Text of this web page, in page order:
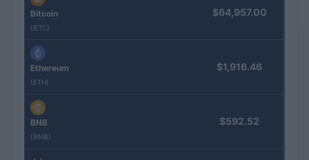
Bitcoin
(BTC)
$64,957.00
Ethereum
(ETH)
$1,916.46
BNB
(BNB)
$592.52